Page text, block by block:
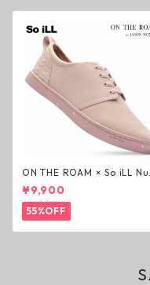
ON THE ROAM × So iLL
ck Wino ライフスタイルシュ
ーズ ダーティーピンク オン
ローム ジェイソンモモア
スニーカー
¥9,900
55%OFF